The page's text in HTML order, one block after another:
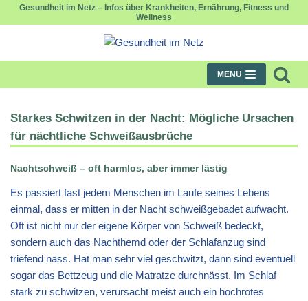
Gesundheit im Netz – Infos über Krankheiten, Ernährung, Fitness und
Wellness
MENÜ
Starkes Schwitzen in der Nacht: Mögliche Ursachen
für nächtliche Schweißausbrüche
Nachtschweiß – oft harmlos, aber immer lästig
Es passiert fast jedem Menschen im Laufe seines Lebens
einmal, dass er mitten in der Nacht schweißgebadet aufwacht.
Oft ist nicht nur der eigene Körper von Schweiß bedeckt,
sondern auch das Nachthemd oder der Schlafanzug sind
triefend nass. Hat man sehr viel geschwitzt, dann sind eventuell
sogar das Bettzeug und die Matratze durchnässt. Im Schlaf
stark zu schwitzen, verursacht meist auch ein hochrotes